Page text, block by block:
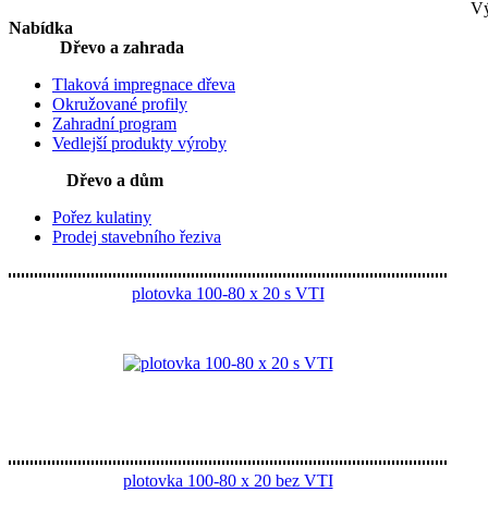
Nabídka
Dřevo a zahrada
Tlaková impregnace dřeva
Okružované profily
Zahradní program
Vedlejší produkty výroby
Dřevo a dům
Pořez kulatiny
Prodej stavebního řeziva
plotovka 100-80 x 20 s VTI
plotovka 100-80 x 20 bez VTI